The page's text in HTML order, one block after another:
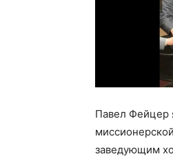
Павел Фейцер
заведующим